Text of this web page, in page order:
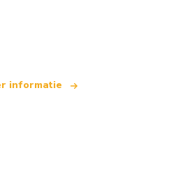
informatie